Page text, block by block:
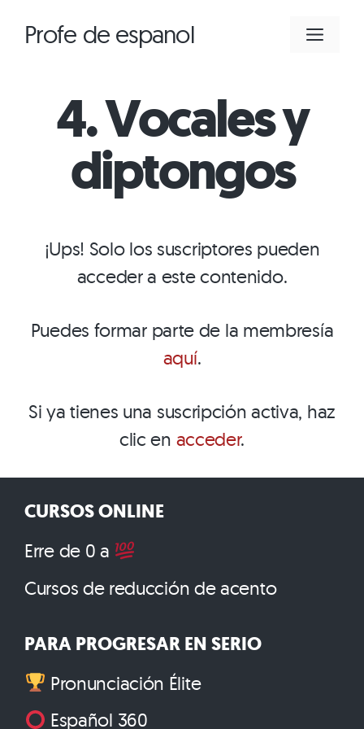
Profe de espanol
4. Vocales y
diptongos
¡Ups! Solo los suscriptores pueden
acceder a este contenido.
Puedes formar parte de la membresía
aquí.
Si ya tienes una suscripción activa, haz
clic en acceder.
CURSOS ONLINE
Erre de 0 a
Cursos de reducción de acento
PARA PROGRESAR EN SERIO
Pronunciación Élite
Español 360